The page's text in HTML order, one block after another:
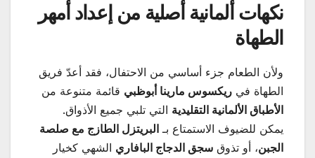
نكهات ألمانية أصلية من إعداد أمهر
الطهاة
ولأن الطعام جزء أساسي من الاحتفال، فقد أعدّ فريق
الطهاة في ريكسوس مارينا أبوظبي قائمة متنوعة من
الأطباق الألمانية التقليدية التي تلبي جميع الأذواق.
يمكن للضيوف الاستمتاع بـ البريتزل الطازج مع صلصة
الجبن، أو تذوق سجق الدجاج البافاري الشهي كخيار